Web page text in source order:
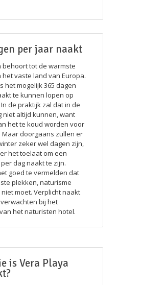
per jaar naakt
behoort tot de warmste
het vaste land van Europa.
het mogelijk 365 dagen
te kunnen lopen op
de praktijk zal dat in de
niet altijd kunnen, want
het te koud worden voor
Maar doorgaans zullen er
zeker wel dagen zijn,
het toelaat om een
dag naakt te zijn.
goed te vermelden dat
plekken, naturisme
niet moet. Verplicht naakt
bij het
het naturisten hotel.
is Vera Playa